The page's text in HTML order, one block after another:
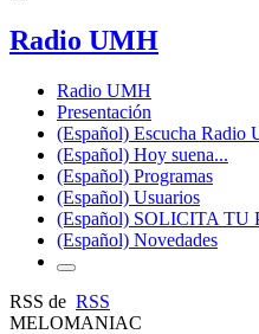
Radio UMH
Radio UMH
Presentación
(Español) Escucha Radio
(Español) Hoy suena...
(Español) Programas
(Español) Usuarios
(Español) SOLICITA TU
(Español) Novedades
RSS de RSS
MELOMANIAC